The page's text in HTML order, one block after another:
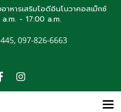
าหารเสริมโอดีอินโนวาคอสเม็กซ์
- 17:00 a.m.
097-826-6663